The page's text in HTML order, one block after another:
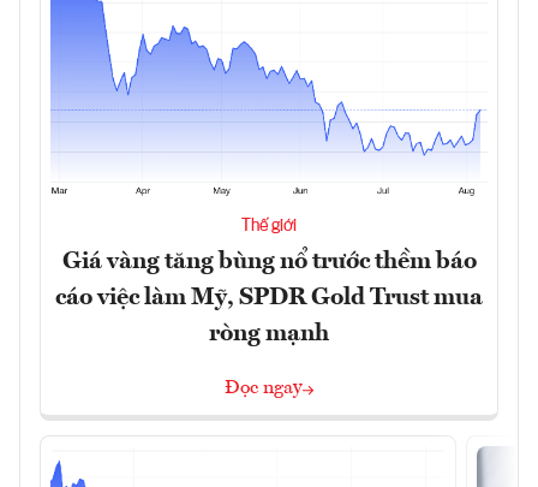
Thế giới
Giá vàng tăng bùng nổ trước thềm báo
cáo việc làm Mỹ, SPDR Gold Trust mua
ròng mạnh
Đọc ngay